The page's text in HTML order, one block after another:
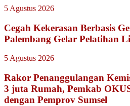
5 Agustus 2026
Cegah Kekerasan Berbasis
Palembang Gelar Pelatihan
5 Agustus 2026
Rakor Penanggulangan
3 juta Rumah, Pemkab
dengan Pemprov Sumsel